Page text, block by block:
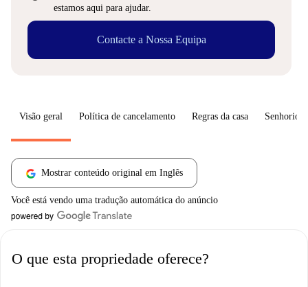
estamos aqui para ajudar.
Contacte a Nossa Equipa
Visão geral Política de cancelamento Regras da casa Senhorio
Mostrar conteúdo original em Inglês
Você está vendo uma tradução automática do anúncio
O que esta propriedade oferece?